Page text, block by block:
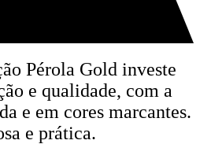
Pérola Gold investe
e qualidade, com a
e em cores marcantes.
e prática.